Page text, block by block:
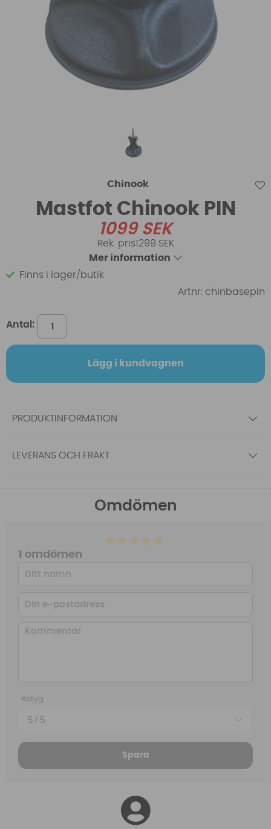
Chinook
Mastfot Chinook PIN
1099SEK
1299 SEK
Mer information
Finns i lager/butik
Artnr: chinbasepin
Antal:
Lägg i kundvagnen
PRODUKTINFORMATION
LEVERANS OCH FRAKT
Omdömen
1 omdömen
Betyg
Spara